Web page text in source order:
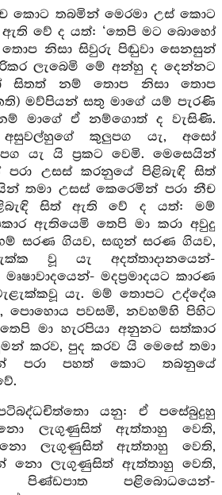
කොට තබමින් මෙරමා උස් කොට
ඇති වේ ද යත්: ‘තෙපි මට බොහෝ
නිසා සිවුරු පිඬුවා සෙනසුන්
ලැබෙමි මේ අන්හු ද දෙන්නට
සිතත් නම් තොප නිසා තොප
මව්පියන් සතු මාගේ යම් පැරණි
මාගේ ඒ නම්ගොත් ද වැසිණි.
කුලුපග යැ, අසෝ
යැ යි ප්‍රකට වෙමි. මෙසෙයින්
උසස් කරනුයේ පිළිබැඳි සිත්
තමා උසස් කෙරෙමින් පරා නීච
සිත් ඇති වේ ද යත්: මම්
ඇතියෙමි තෙපි මා කරා අවුදු
සරණ ගියව, සඟුන් සරණ ගියව,
වූ යැ අදත්තාදානයෙන්-
මදප්‍රමාදයට කාරණ
යැ. මම් තොපට උද්දේශ
පොහොය පවසමි, නවහම්හි පිහිට
මා හැරපියා අනුනට සත්කාර
කරව, පුද කරව යි මෙසේ තමා
පරා පහත් කොට තබනුයේ
යනු: ඒ පසේබුදුහු
ලැගුණුසිත් ඇත්තාහු වෙති,
ලැගුණුසිත් ඇත්තාහු වෙති,
නො ලැගුණුසිත් ඇත්තාහු වෙති,
පිණ්ඩපාත පළිබොධයෙන්-